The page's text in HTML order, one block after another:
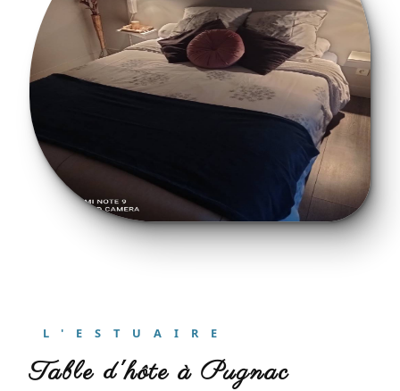
L'ESTUAIRE
table d'hôte à Pugnac